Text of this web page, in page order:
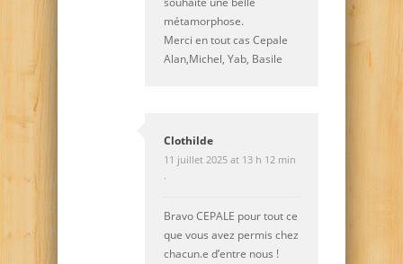
métamorphose.
Merci en tout cas Cepale
Alan,Michel, Yab, Basile
Clothilde
11 juillet 2025 at 13 h 12 min
·
Bravo CEPALE pour tout ce
que vous avez permis chez
chacun.e d’entre nous !